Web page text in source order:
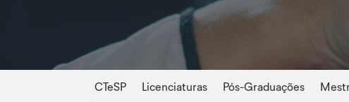
CTeSP Licenciaturas Pós-Graduações